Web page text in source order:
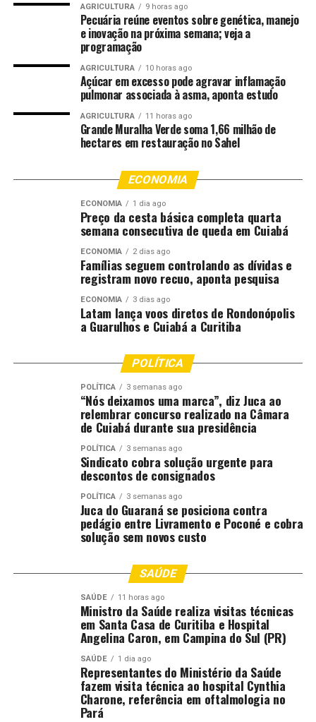
Bom Dia Mercado!
Foto: divulgação
Ata do Copom muda leitura sobre juros? Ouça a
análise econômica do diaapareceu primeiro em
;
AGRICULTURA
DIA ECONÔMICA JUROS LEITURA
MUDA
SOBRE
Frente fria provoca temporais enquanto massa de ar
polar derruba as temperaturas
Conheça o aplicativo que promete diagnóstico rápido de
AGRICULTURA 9 horas ago
Pecuária reúne eventos sobre genética, manejo
e inovação na próxima semana; veja a
programação
AGRICULTURA 10 horas ago
Açúcar em excesso pode agravar inflamação
pulmonar associada à asma, aponta estudo
AGRICULTURA 11 horas ago
Grande Muralha Verde soma 1,66 milhão de
hectares em restauração no Sahel
ECONOMIA
ECONOMIA 1 dia ago
Preço da cesta básica completa quarta
semana consecutiva de queda em Cuiabá
ECONOMIA 2 dias ago
Famílias seguem controlando as dívidas e
registram novo recuo, aponta pesquisa
ECONOMIA 3 dias ago
Latam lança voos diretos de Rondonópolis
a Guarulhos e Cuiabá a Curitiba
POLÍTICA
POLÍTICA 3 semanas ago
“Nós deixamos uma marca”, diz Juca ao
relembrar concurso realizado na Câmara
de Cuiabá durante sua presidência
POLÍTICA 3 semanas ago
Sindicato cobra solução urgente para
descontos de consignados
POLÍTICA 3 semanas ago
Juca do Guaraná se posiciona contra
pedágio entre Livramento e Poconé e cobra
solução sem novos custo
SAÚDE
SAÚDE 11 horas ago
Ministro da Saúde realiza visitas técnicas
em Santa Casa de Curitiba e Hospital
Angelina Caron, em Campina do Sul (PR)
SAÚDE 1 dia ago
Representantes do Ministério da Saúde
fazem visita técnica ao hospital Cynthia
Charone, referência em oftalmologia no
Pará